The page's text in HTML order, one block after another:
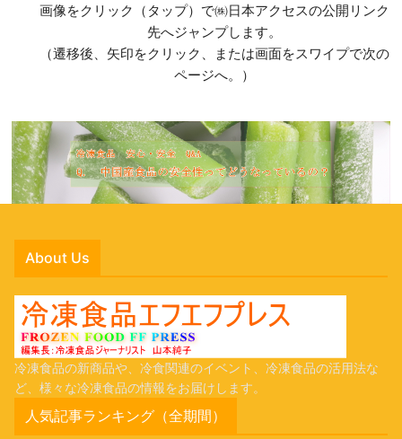
画像をクリック（タップ）で㈱日本アクセスの公開リンク
先へジャンプします。
（遷移後、矢印をクリック、または画面をスワイプで次の
ページへ。）
About Us
冷凍食品の新商品や、冷食関連のイベント、冷凍食品の活用法な
ど、様々な冷凍食品の情報をお届けします。
人気記事ランキング（全期間）